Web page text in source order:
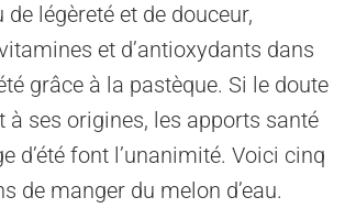
de légèreté et de douceur,
et d’antioxydants dans
grâce à la pastèque. Si le doute
à ses origines, les apports santé
d’été font l’unanimité. Voici cinq
de manger du melon d’eau.